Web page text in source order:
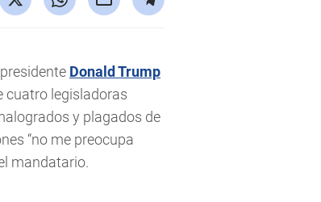
Donald Trump
cuatro legisladoras
y plagados de
“no me preocupa
mandatario.